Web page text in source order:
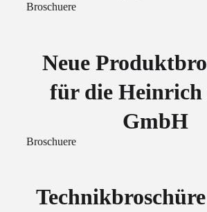
Broschuere
Neue
für die
GmbH
Broschuere